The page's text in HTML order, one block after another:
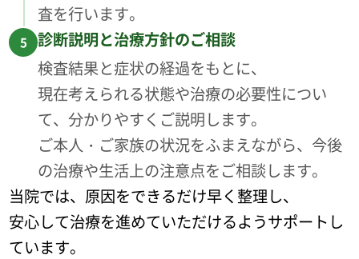
査を行います。
5
診断説明と治療方針のご相談
検査結果と症状の経過をもとに、
現在考えられる状態や治療の必要性につい
て、分かりやすくご説明します。
ご本人・ご家族の状況をふまえながら、今後
の治療や生活上の注意点をご相談します。
当院では、原因をできるだけ早く整理し、
安心して治療を進めていただけるようサポートし
ています。